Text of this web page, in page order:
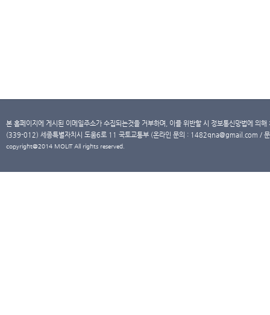
본 홈페이지에 게시된 이메일주소가 수집되는것을 거부하며, 이를 위반할 시 정보통신망법에 의
(339-012) 세종특별자치시 도움6로 11 국토교통부 (온라인 문의 : 1482qna@gmail.com /
copyright@2014 MOLIT All rights reserved.